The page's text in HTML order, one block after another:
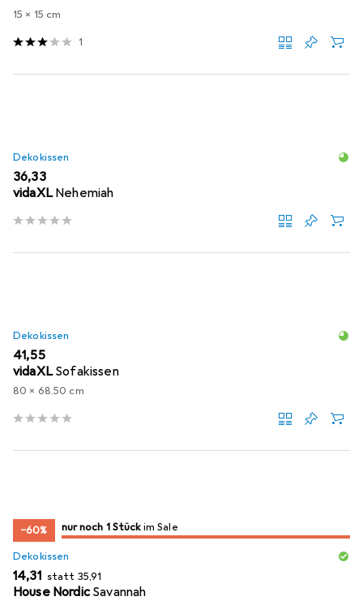
15 x 15 cm
1
Dekokissen
EUR
36,33
vidaXL Nehemiah
Dekokissen
EUR
41,55
vidaXL Sofakissen
80 x 68.50 cm
−60% noch 1 Stückim Sale
nur noch 1 Stück im Sale
Dekokissen
EUR
14,31 statt EUR
35,91
House Nordic Savannah